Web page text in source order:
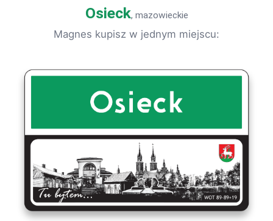
Osieck, mazowieckie
Magnes kupisz w jednym miejscu: